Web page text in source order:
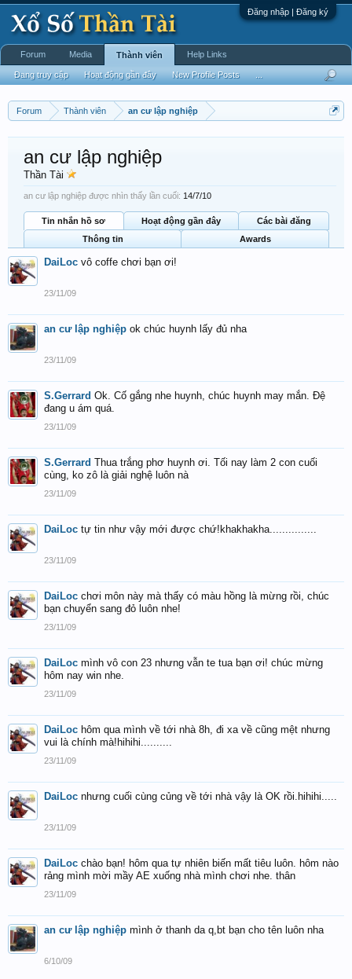
Đăng nhập | Đăng ký
Forum Thành viên an cư lập nghiệp
an cư lập nghiệp
Thần Tài
an cư lập nghiệp được nhìn thấy lần cuối: 14/7/10
Tin nhắn hồ sơ Hoạt động gần đây
Các bài đăng
Thông tin
Awards
DaiLoc vô coffe chơi bạn ơi!
23/11/09
an cư lập nghiệp ok chúc huynh lấy đủ nha
23/11/09
S.Gerrard Ok. Cố gắng nhe huynh, chúc huynh may mắn. Đệ
đang u ám quá.
23/11/09
S.Gerrard Thua trắng phơ huynh ơi. Tối nay làm 2 con cuối
cùng, ko zô là giải nghệ luôn nà
23/11/09
DaiLoc tự tin như vậy mới được chứ!khakhakha...............
23/11/09
DaiLoc chơi môn này mà thấy có màu hồng là mừng rồi, chúc
bạn chuyển sang đỏ luôn nhe!
23/11/09
DaiLoc mình vô con 23 nhưng vẫn te tua bạn ơi! chúc mừng
hôm nay win nhe.
23/11/09
DaiLoc hôm qua mình về tới nhà 8h, đi xa về cũng mệt nhưng
vui là chính mà!hihihi..........
23/11/09
DaiLoc nhưng cuối cùng củng về tới nhà vậy là OK rồi.hihihi.....
23/11/09
DaiLoc chào bạn! hôm qua tự nhiên biến mất tiêu luôn. hôm nào
rảng mình mời mầy AE xuống nhà mình chơi nhe. thân
23/11/09
an cư lập nghiệp mình ở thanh da q,bt bạn cho tên luôn nha
6/10/09
Forum Media Thành viên
Đang truy cập Hoạt động gần đây New Profile Posts
Help Links